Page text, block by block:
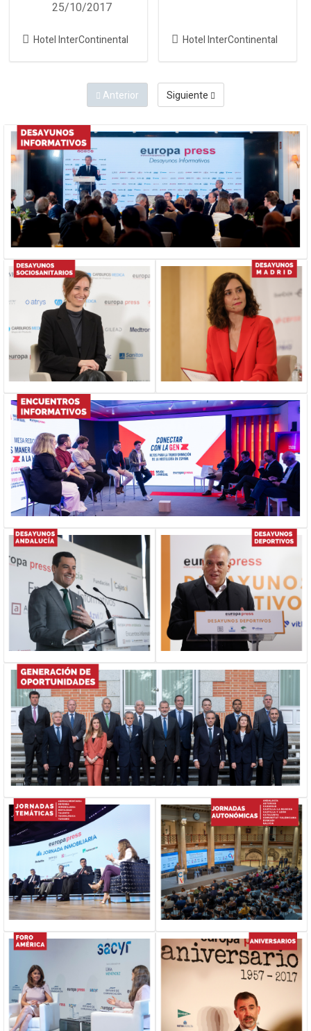
25/10/2017
Hotel InterContinental Hotel InterContinental
Anterior Siguiente